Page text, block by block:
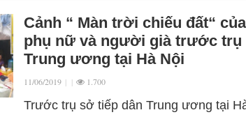
Cảnh “ Màn trời chiếu đất“
phụ nữ và người già trước trụ
Trung ương tại Hà Nội
11/06/2019 | | 1.700
Trước trụ sở tiếp dân Trung ương tại